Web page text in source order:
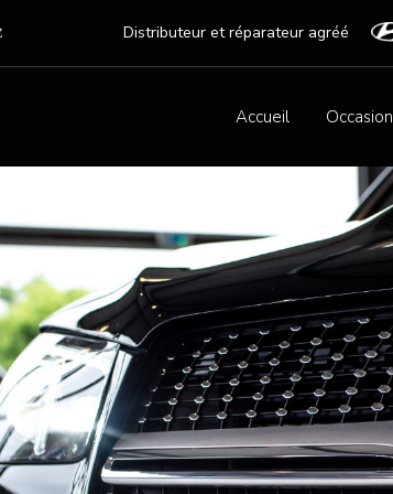
Distributeur et réparateur agréé
Accueil Occasion